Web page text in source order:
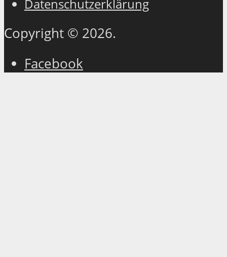
Datenschutzerklärung
Copyright © 2026.
Facebook